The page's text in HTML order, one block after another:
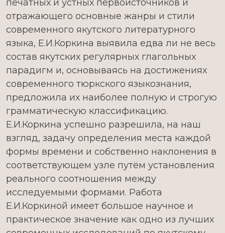
печатных и устных первоисточников и
отражающего основные жанры и стили
современного якутского литературного
языка, Е.И.Коркина выявила едва ли не весь
состав якутских регулярных глагольных
парадигм и, основываясь на достижениях
современного тюркского языкознания,
предложила их наиболее полную и строгую
грамматическую классификацию.
Е.И.Коркина успешно разрешила, на наш
взгляд, задачу определения места каждой
формы времени и собственно наклонения в
соответствующем узле путём установления
реального соотношения между
исследуемыми формами. Работа
Е.И.Коркиной имеет большое научное и
практическое значение как одно из лучших